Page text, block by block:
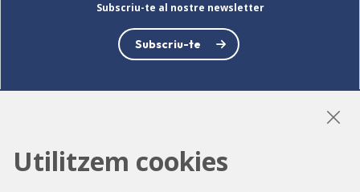
Subscriu-te al nostre newsletter
Subscriu-te
Utilitzem cookies